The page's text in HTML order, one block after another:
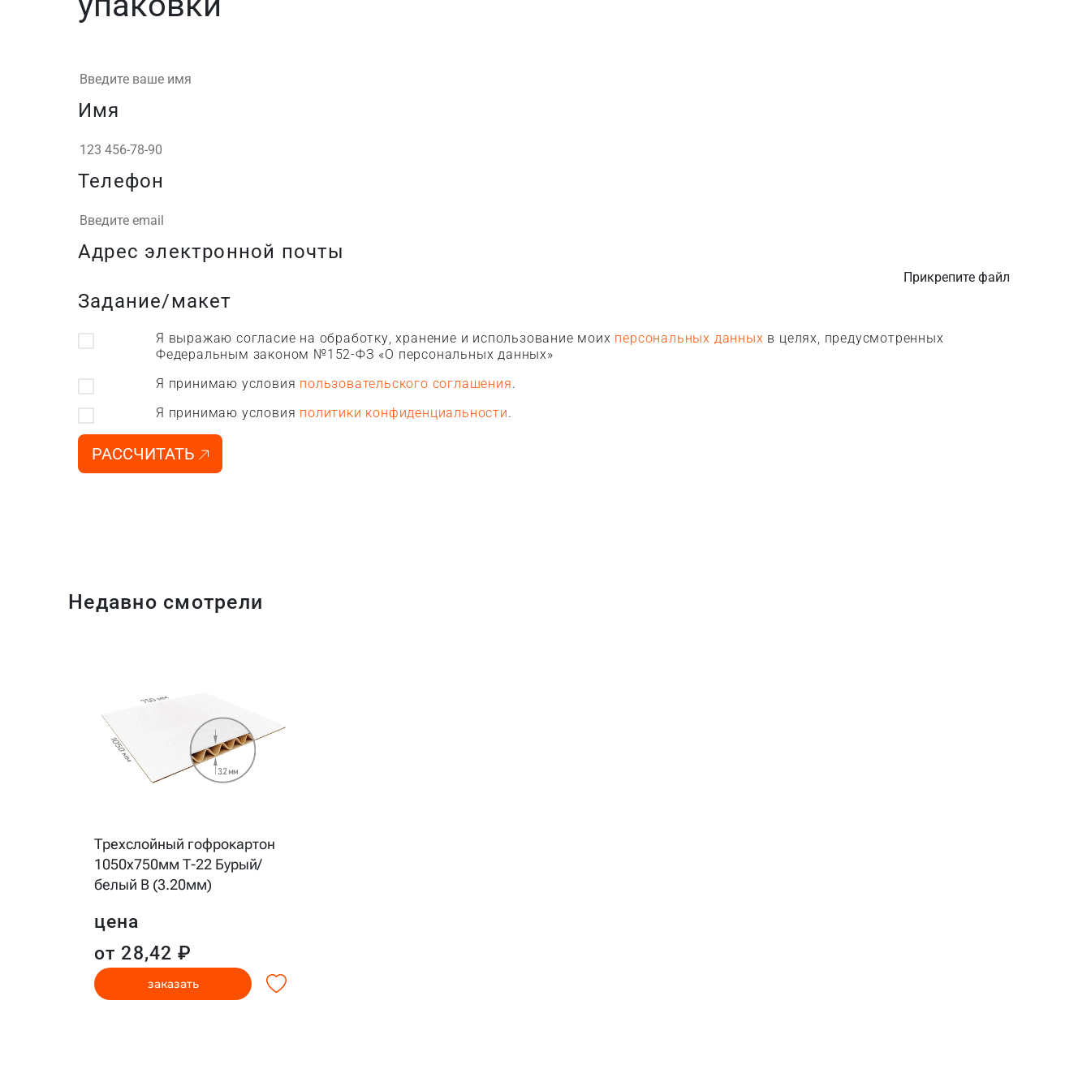
Имя
Телефон
Адрес электронной почты
Задание/макет
Прикрепите файл
Я выражаю согласие на обработку, хранение и использование моих персональных данных в целях, предусмотренных
Федеральным законом №152-ФЗ «О персональных данных»
Я принимаю условия пользовательского соглашения.
Я принимаю условия политики конфиденциальности.
РАССЧИТАТЬ
Недавно смотрели
Трехслойный гофрокартон
1050x750мм Т-22 Бурый/
белый B (3.20мм)
цена
от 28,42 ₽
заказать